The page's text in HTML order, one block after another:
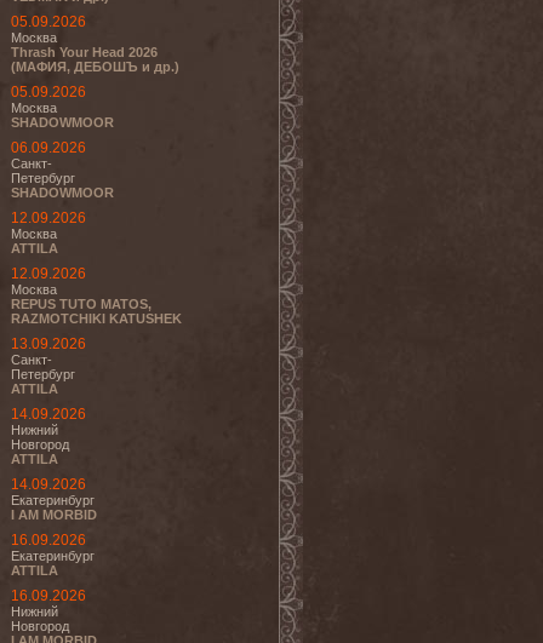
05.09.2026
Москва
Thrash Your Head 2026
(МАФИЯ, ДЕБОШЪ и др.)
05.09.2026
Москва
SHADOWMOOR
06.09.2026
Санкт-
Петербург
SHADOWMOOR
12.09.2026
Москва
ATTILA
12.09.2026
Москва
REPUS TUTO MATOS,
RAZMOTCHIKI KATUSHEK
13.09.2026
Санкт-
Петербург
ATTILA
14.09.2026
Нижний
Новгород
ATTILA
14.09.2026
Екатеринбург
I AM MORBID
16.09.2026
Екатеринбург
ATTILA
16.09.2026
Нижний
Новгород